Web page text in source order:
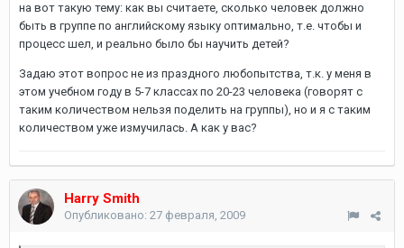
на вот такую тему: как вы считаете, сколько человек должно
быть в группе по английскому языку оптимально, т.е. чтобы и
процесс шел, и реально было бы научить детей?
Задаю этот вопрос не из праздного любопытства, т.к. у меня в
этом учебном году в 5-7 классах по 20-23 человека (говорят с
таким количеством нельзя поделить на группы), но и я с таким
количеством уже измучилась. А как у вас?
Harry Smith
Опубликовано: 27 февраля, 2009